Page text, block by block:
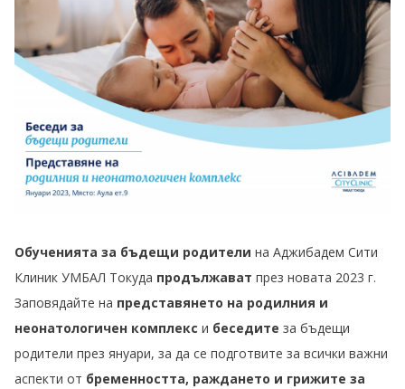
Обученията за бъдещи родители на Аджибадем Сити
Клиник УМБАЛ Токуда продължават през новата 2023 г.
Заповядайте на представянето на родилния и
неонатологичен комплекс и беседите за бъдещи
родители през януари, за да се подготвите за всички важни
аспекти от бременността, раждането и грижите за